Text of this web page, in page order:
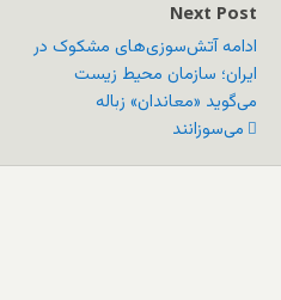
Next Post
ادامه آتش‌سوزی‌های مشکوک در
ایران؛ سازمان محیط زیست
می‌گوید «معاندان» زباله
می‌سوزانند